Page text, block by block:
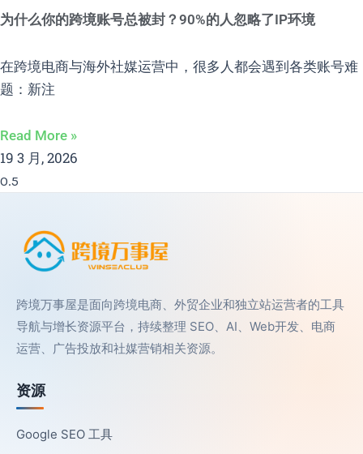
为什么你的跨境账号总被封？90%的人忽略了IP环境
在跨境电商与海外社媒运营中，很多人都会遇到各类账号难
题：新注
Read More »
19 3 月, 2026
跨境万事屋是面向跨境电商、外贸企业和独立站运营者的工具
导航与增长资源平台，持续整理 SEO、AI、Web开发、电商
运营、广告投放和社媒营销相关资源。
资源
Google SEO 工具